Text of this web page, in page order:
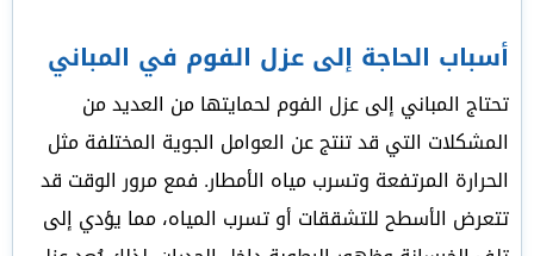
أسباب الحاجة إلى عزل الفوم في المباني
تحتاج المباني إلى عزل الفوم لحمايتها من العديد من
المشكلات التي قد تنتج عن العوامل الجوية المختلفة مثل
الحرارة المرتفعة وتسرب مياه الأمطار. فمع مرور الوقت قد
تتعرض الأسطح للتشققات أو تسرب المياه، مما يؤدي إلى